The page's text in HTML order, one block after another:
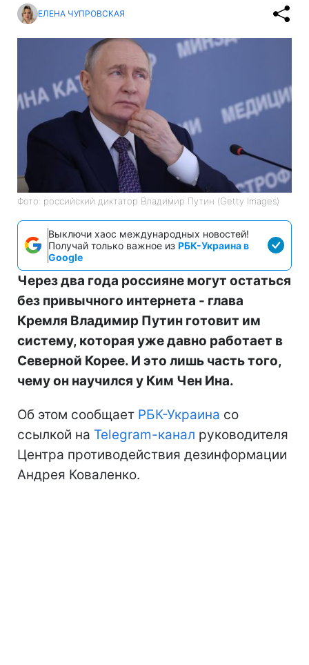
ЕЛЕНА ЧУПРОВСКАЯ
Фото: российский диктатор Владимир Путин (Getty Images)
Выключи хаос международных новостей!
Получай только важное из РБК-Украина в
Google
Через два года россияне могут остаться
без привычного интернета - глава
Кремля Владимир Путин готовит им
систему, которая уже давно работает в
Северной Корее. И это лишь часть того,
чему он научился у Ким Чен Ина.
Об этом сообщает РБК-Украина со
ссылкой на Telegram-канал руководителя
Центра противодействия дезинформации
Андрея Коваленко.